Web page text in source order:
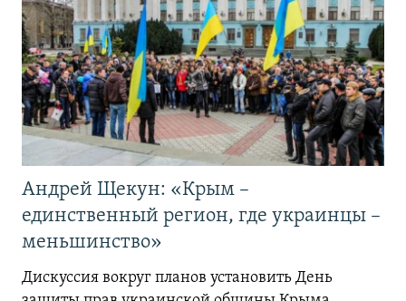
Андрей Щекун: «Крым –
единственный регион, где украинцы –
меньшинство»
Дискуссия вокруг планов установить День